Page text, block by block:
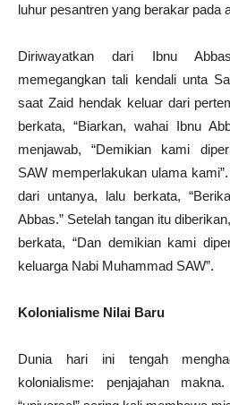
luhur pesantren yang berakar pada
Diriwayatkan dari Ibnu
memegangkan tali kendali unta
saat Zaid hendak keluar dari
berkata, “Biarkan, wahai Ibnu
menjawab, “Demikian kami
SAW memperlakukan ulama
dari untanya, lalu berkata,
Abbas.” Setelah tangan itu
berkata, “Dan demikian kami
keluarga Nabi Muhammad SAW”.
Kolonialisme Nilai Baru
Dunia hari ini tengah
kolonialisme: penjajahan